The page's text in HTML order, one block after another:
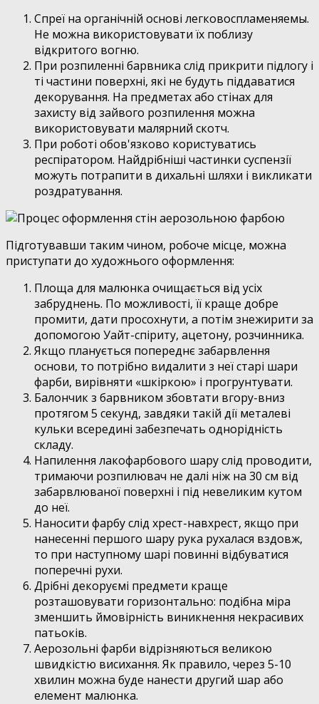
Спреї на органічній основі легковоспламеняемы.
Не можна використовувати їх поблизу
відкритого вогню.
При розпиленні барвника слід прикрити підлогу і
ті частини поверхні, які не будуть піддаватися
декорування. На предметах або стінах для
захисту від зайвого розпилення можна
використовувати малярний скотч.
При роботі обов'язково користуватись
респіратором. Найдрібніші частинки суспензії
можуть потрапити в дихальні шляхи і викликати
роздратування.
Підготувавши таким чином, робоче місце, можна
приступати до художнього оформлення:
Площа для малюнка очищається від усіх
забруднень. По можливості, її краще добре
промити, дати просохнути, а потім знежирити за
допомогою Уайт-спіриту, ацетону, розчинника.
Якщо планується попереднє забарвлення
основи, то потрібно видалити з неї старі шари
фарби, вирівняти «шкіркою» і прогрунтувати.
Балончик з барвником збовтати вгору-вниз
протягом 5 секунд, завдяки такій дії металеві
кульки всередині забезпечать однорідність
складу.
Напилення лакофарбового шару слід проводити,
тримаючи розпилювач не далі ніж на 30 см від
забарвлюваної поверхні і під невеликим кутом
до неї.
Наносити фарбу слід хрест-навхрест, якщо при
нанесенні першого шару рука рухалася вздовж,
то при наступному шарі повинні відбуватися
поперечні рухи.
Дрібні декоруємі предмети краще
розташовувати горизонтально: подібна міра
зменшить ймовірність виникнення некрасивих
патьоків.
Аерозольні фарби відрізняються великою
швидкістю висихання. Як правило, через 5-10
хвилин можна буде нанести другий шар або
елемент малюнка.